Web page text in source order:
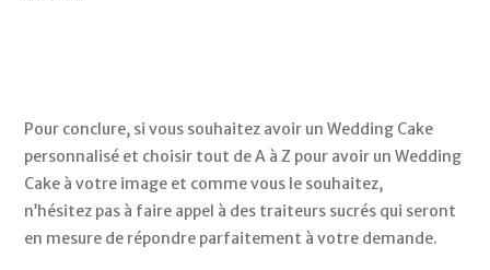
Pour conclure, si vous souhaitez avoir un Wedding Cake
personnalisé et choisir tout de A à Z pour avoir un Wedding
Cake à votre image et comme vous le souhaitez,
n’hésitez pas à faire appel à des traiteurs sucrés qui seront
en mesure de répondre parfaitement à votre demande.